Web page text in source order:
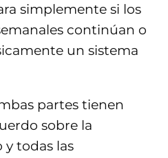
simplemente si los
continúan o
un sistema
partes tienen
sobre la
todas las